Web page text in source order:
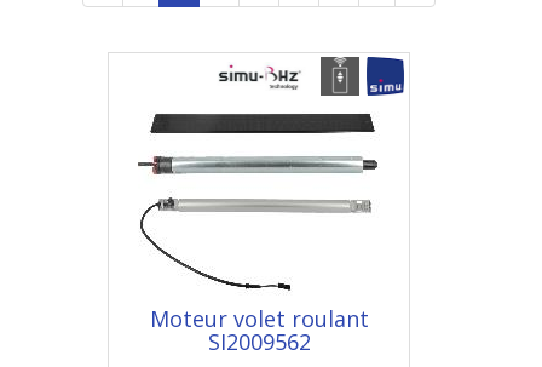
Moteur volet roulant
SI2009562